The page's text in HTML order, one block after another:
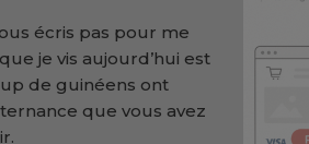
écris pas pour me
je vis aujourd’hui est
de guinéens ont
que vous avez